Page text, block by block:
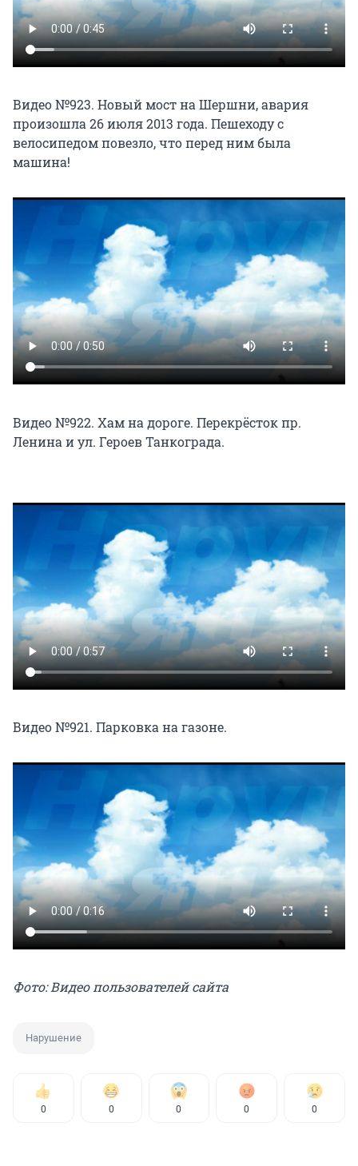
Видео №923. Новый мост на Шершни, авария
произошла 26 июля 2013 года. Пешеходу с
велосипедом повезло, что перед ним была
машина!
Видео №922. Хам на дороге. Перекрёсток пр.
Ленина и ул. Героев Танкограда.
Видео №921. Парковка на газоне.
Фото: Видео пользователей сайта
Нарушение
0 0 0 0 0